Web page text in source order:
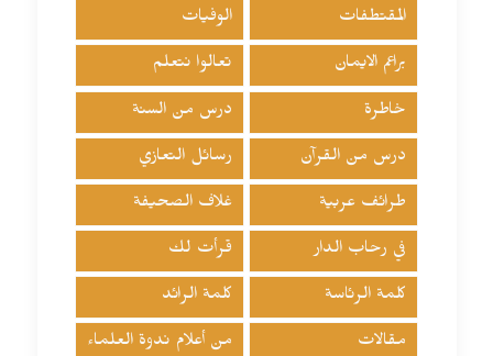
المقتطفات الوفيات
براعم الايمان تعالوا نتعلم
خاطرة درس من السنة
درس من القرآن رسائل التعازي
طرائف عربية غلاف الصحيفة
في رحاب الدار قرأت لك
كلمة الرئاسة كلمة الرائد
مقالات من أعلام ندوة العلماء